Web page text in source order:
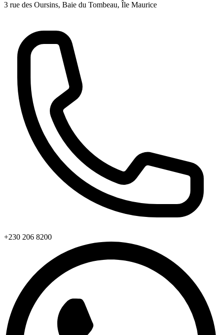
3 rue des Oursins, Baie du Tombeau, Île Maurice
+230 206 8200